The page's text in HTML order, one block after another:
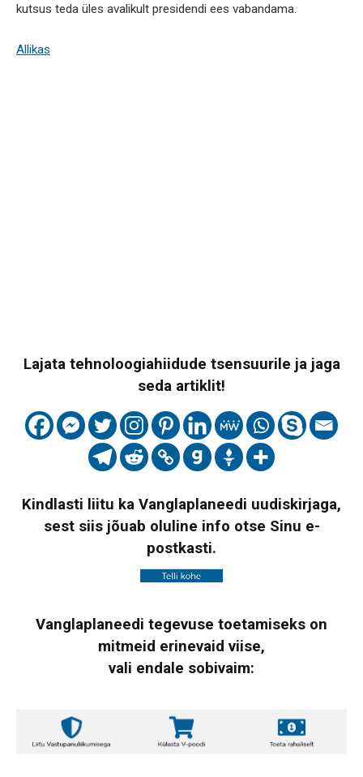
kutsus teda üles avalikult presidendi ees vabandama.
Allikas
Lajata tehnoloogiahiidude tsensuurile ja jaga
seda artiklit!
Kindlasti liitu ka Vanglaplaneedi uudiskirjaga,
sest siis jõuab oluline info otse Sinu e-
postkasti.
Vanglaplaneedi tegevuse toetamiseks on
mitmeid erinevaid viise,
vali endale sobivaim: